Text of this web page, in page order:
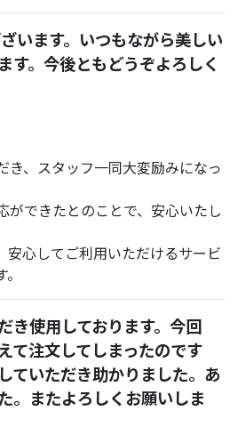
います。いつもながら美しい
す。今後ともどうぞよろしく
き、スタッフ一同大変励みになっ
ができたとのことで、安心いたし
安心してご利用いただけるサービ
き使用しております。今回
て注文してしまったのです
ていただき助かりました。あ
。またよろしくお願いしま